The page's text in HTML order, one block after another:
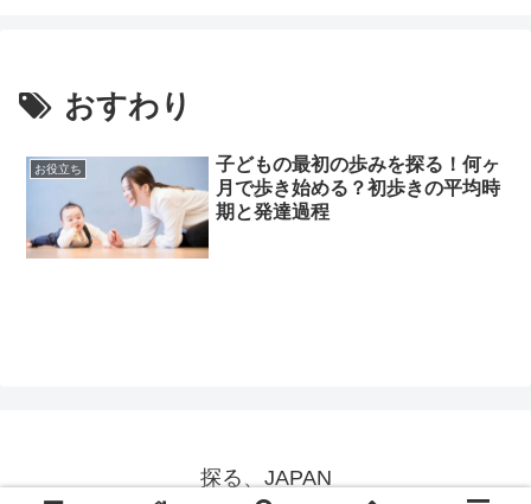
おすわり
お役立ち
子どもの最初の歩みを探る！何ヶ
月で歩き始める？初歩きの平均時
期と発達過程
探る、JAPAN